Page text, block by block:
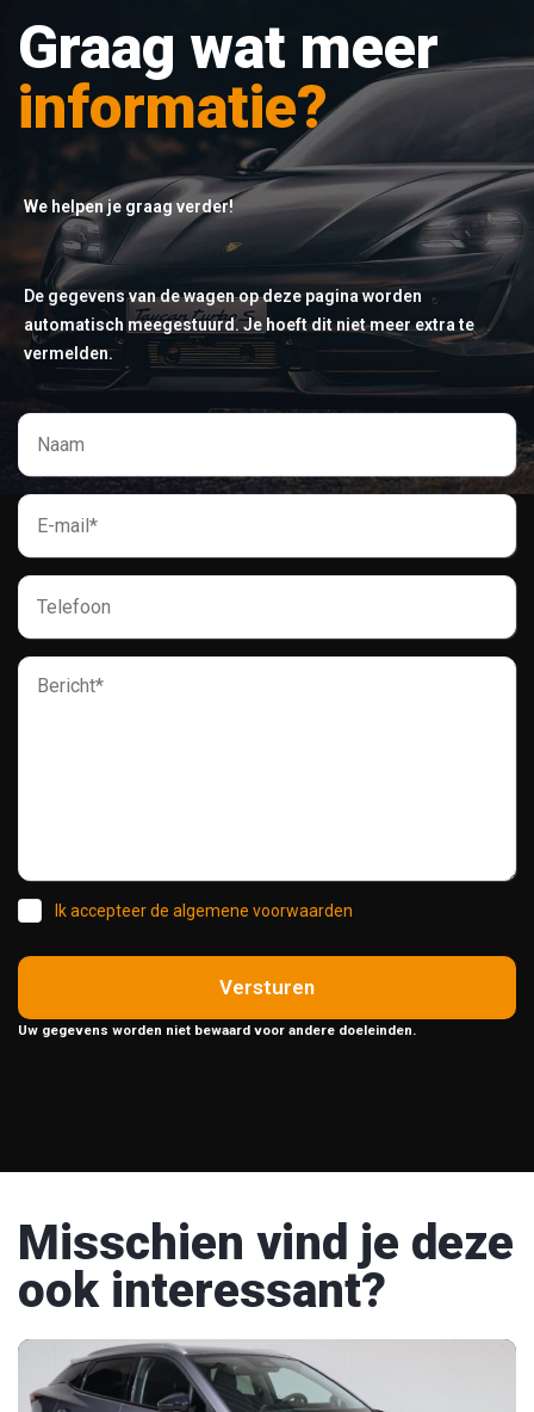
Graag wat meer
informatie?
We helpen je graag verder!
De gegevens van de wagen op deze pagina worden
automatisch meegestuurd. Je hoeft dit niet meer extra te
vermelden.
Ik accepteer de algemene voorwaarden
Versturen
Uw gegevens worden niet bewaard voor andere doeleinden.
Misschien vind je deze
ook interessant?